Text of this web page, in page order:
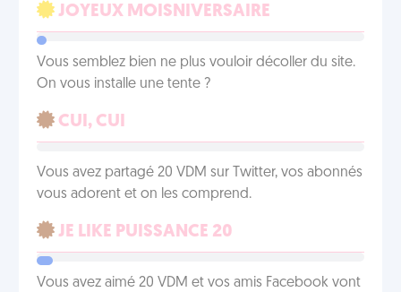
JOYEUX MOISNIVERSAIRE
Vous semblez bien ne plus vouloir décoller du site.
On vous installe une tente ?
CUI, CUI
Vous avez partagé 20 VDM sur Twitter, vos abonnés
vous adorent et on les comprend.
JE LIKE PUISSANCE 20
Vous avez aimé 20 VDM et vos amis Facebook vont